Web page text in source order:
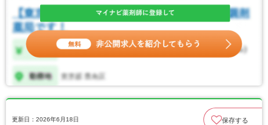
更新日：2026年6月18日 保存する